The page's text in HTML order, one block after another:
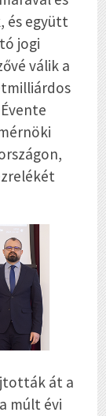
és együtt
jogi
válik a
át a
múlt évi